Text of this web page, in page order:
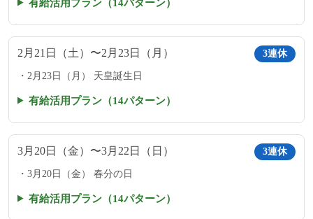
2月21日（土）〜2月23日（月） 3連休
2月23日（月） 天皇誕生日
有給活用プラン（14パターン）
3月20日（金）〜3月22日（日） 3連休
3月20日（金） 春分の日
有給活用プラン（14パターン）